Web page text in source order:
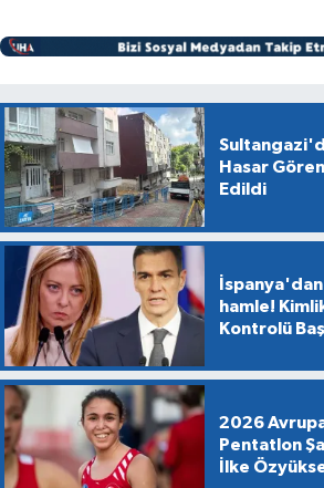
Hasar
Edildi
hamle!
Kontrolü
2026
Pentatlon
İlke